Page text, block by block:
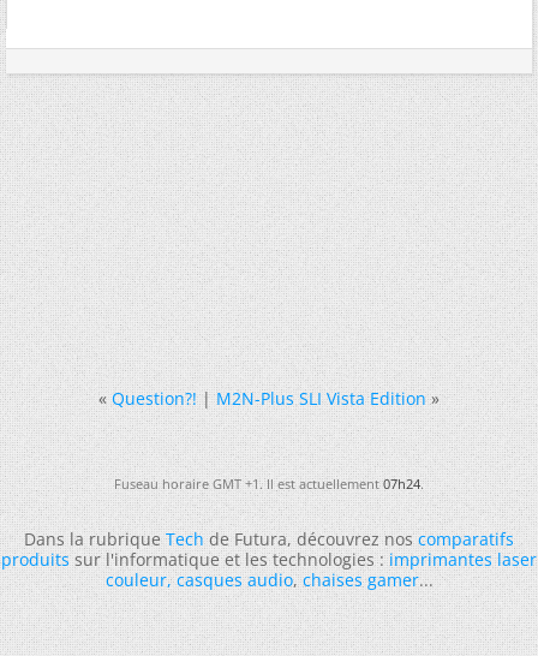
« Question?!|M2N-Plus SLI Vista Edition »
Fuseau horaire GMT +1. Il est actuellement07h24.
Dans la rubriqueTechde Futura, découvrez noscomparatifs
produitssur l'informatique et les technologies :imprimantes laser
couleur,casques audio,chaises gamer...